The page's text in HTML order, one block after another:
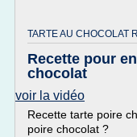
TARTE AU CHOCOLAT
Recette pour
chocolat
voir la vidéo
Recette tarte poire
poire chocolat ?